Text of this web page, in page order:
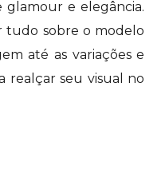
e elegância.
tudo sobre o modelo
até as variações e
realçar seu visual no